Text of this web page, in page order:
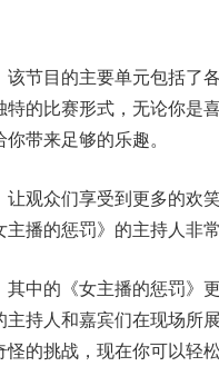
该节目的主要单元包括了
特的比赛形式，无论你是
你带来足够的乐趣。
让观众们享受到更多的欢
主播的惩罚》的主持人非
其中的《女主播的惩罚》
主持人和嘉宾们在现场所
怪的挑战，现在你可以轻